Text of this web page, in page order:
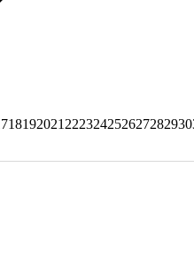
18192021222324252627282930